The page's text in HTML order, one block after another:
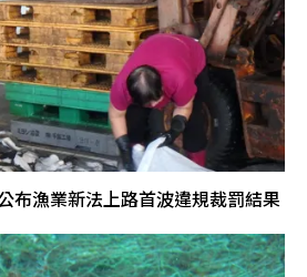
布漁業新法上路首波違規裁罰結果